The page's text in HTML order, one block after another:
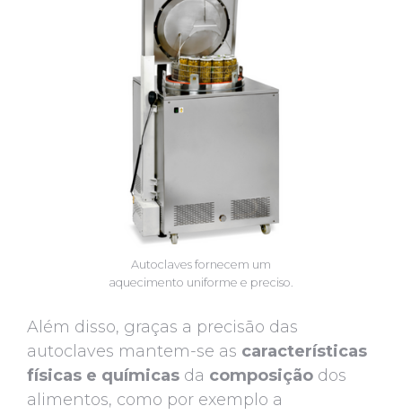
Autoclaves fornecem um
aquecimento uniforme e preciso.
Além disso, graças a precisão das
autoclaves mantem-se as características
físicas e químicas da composição dos
alimentos, como por exemplo a